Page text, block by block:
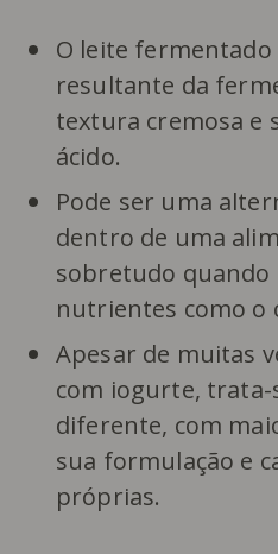
O leite
resultante da
textura cremosa e
ácido.
Pode ser uma
dentro de uma
sobretudo
nutrientes como o
Apesar de muitas
com iogurte, trata-
diferente, com
sua formulação e
próprias.